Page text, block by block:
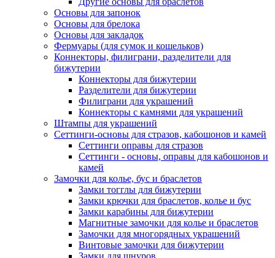
Основы для запонок
Основы для брелока
Основы для закладок
Фермуары (для сумок и кошельков)
Коннекторы, филиграни, разделители для
бижутерии
Коннекторы для бижутерии
Разделители для бижутерии
Филиграни для украшений
Коннекторы с камнями для украшений
Штампы для украшений
Сеттинги-основы для стразов, кабошонов и камей
Сеттинги оправы для стразов
Сеттинги - основы, оправы для кабошонов и
камей
Замочки для колье, бус и браслетов
Замки тогглы для бижутерии
Замки крючки для браслетов, колье и бус
Замки карабины для бижутерии
Магнитные замочки для колье и браслетов
Замочки для многорядных украшений
Винтовые замочки для бижутерии